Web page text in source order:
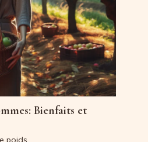
Bienfaits et
poids